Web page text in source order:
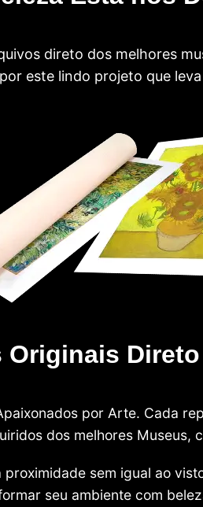
direto dos melhores
este lindo projeto que
Originais
por Arte. Cada
dos melhores Museus,
sem igual ao
seu ambiente com